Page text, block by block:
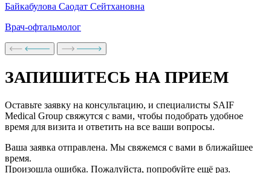
Байкабулова Саодат Сейтхановна
Врач-офтальмолог
ЗАПИШИТЕСЬ НА ПРИЕМ
Оставьте заявку на консультацию, и специалисты SAIF
Medical Group свяжутся с вами, чтобы подобрать удобное
время для визита и ответить на все ваши вопросы.
Ваша заявка отправлена. Мы свяжемся с вами в ближайшее
время.
Произошла ошибка. Пожалуйста, попробуйте ещё раз.